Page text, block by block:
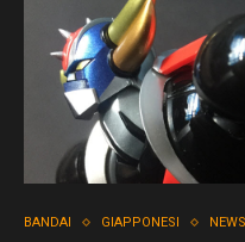
BANDAI GIAPPONESI